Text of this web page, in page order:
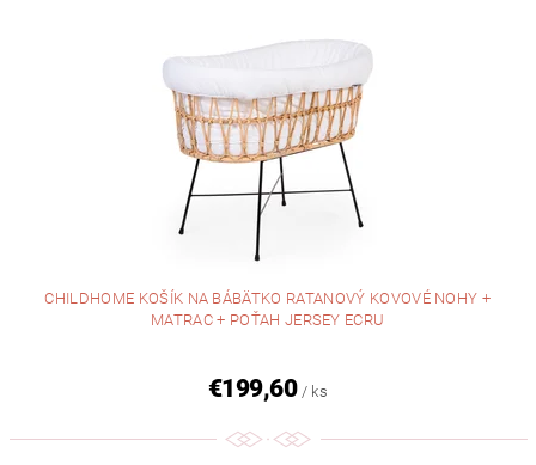
CHILDHOME KOŠÍK NA BÁBÄTKO RATANOVÝ KOVOVÉ NOHY +
MATRAC + POŤAH JERSEY ECRU
€199,60 / ks